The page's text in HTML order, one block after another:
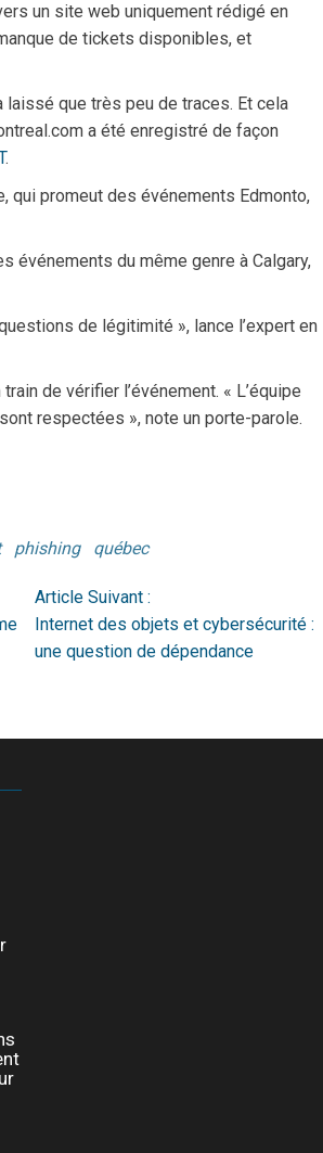
un site web uniquement rédigé en
de tickets disponibles, et
laissé que très peu de traces. Et cela
a été enregistré de façon
.
qui promeut des événements Edmonto,
événements du même genre à Calgary,
de légitimité », lance l’expert en
de vérifier l’événement. « L’équipe
respectées », note un porte-parole.
phishing québec
Article Suivant :
Internet des objets et cybersécurité :
une question de dépendance